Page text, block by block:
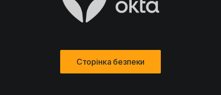
Сторінка безпеки